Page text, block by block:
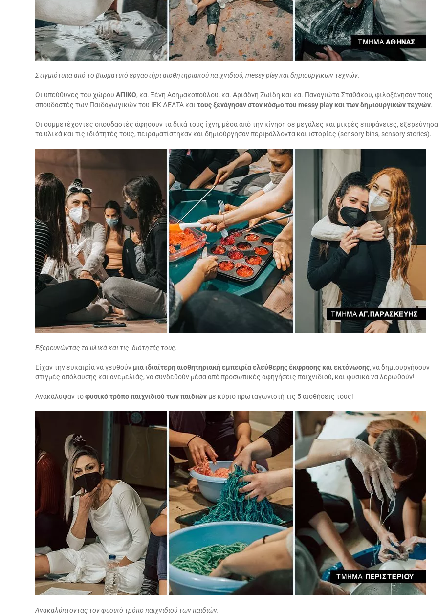
Στιγμιότυπα από το βιωματικό εργαστήρι αισθητηριακού παιχνιδιού, messy play και δημιουργικών τεχνών.
Οι υπεύθυνες του χώρου ΑΠΙΚΟ, κα. Ξένη Ασημακοπούλου, κα. Αριάδνη Ζωίδη και κα. Παναγιώτα Σταθάκου, φιλοξένησαν τους
σπουδαστές των Παιδαγωγικών του ΙΕΚ ΔΕΛΤΑ και τους ξενάγησαν στον κόσμο του messy play και των δημιουργικών τεχνών.
Οι συμμετέχοντες σπουδαστές άφησουν τα δικά τους ίχνη, μέσα από την κίνηση σε μεγάλες και μικρές επιφάνειες,
τα υλικά και τις ιδιότητές τους, πειραματίστηκαν και δημιούργησαν περιβάλλοντα και ιστορίες (sensory bins, sensory stories).
Εξερευνώντας τα υλικά και τις ιδιότητές τους.
Είχαν την ευκαιρία να γευθούν μια ιδιαίτερη αισθητηριακή εμπειρία ελεύθερης έκφρασης και εκτόνωσης, να δημιουργήσουν
στιγμές απόλαυσης και ανεμελιάς, να συνδεθούν μέσα από προσωπικές αφηγήσεις παιχνιδιού, και φυσικά να λερωθούν!
Ανακάλυψαν τοφυσικό τρόπο παιχνιδιού των παιδιών με κύριο πρωταγωνιστή τις 5 αισθήσεις τους!
Ανακαλύπτοντας τον φυσικό τρόπο παιχνιδιού των παιδιών.